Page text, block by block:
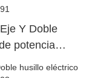
Y Doble
potencia